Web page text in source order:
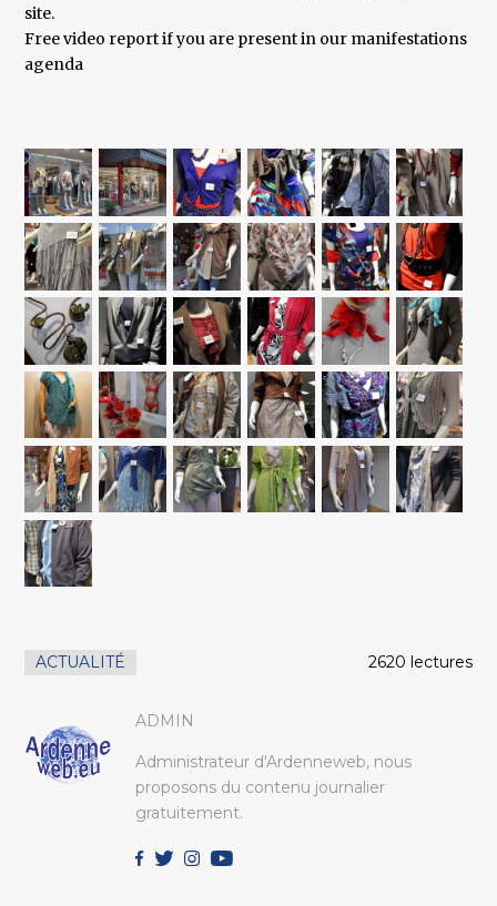
site.
Free video report if you are present in our manifestations
agenda
ACTUALITÉ 2620 lectures
ADMIN
Administrateur d'Ardenneweb, nous
proposons du contenu journalier
gratuitement.